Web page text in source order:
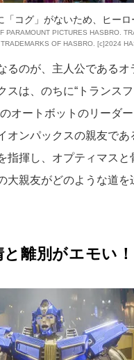
コグ」がないため、ヒー
PARAMOUNT PICTURES HASBRO.
OF HASBRO. [c]2024
るのが、主人公である
スは、のちに“トランス
オートボットのリーダ
オンパックスの親友であ
指揮し、オプティマス
大親友がどのような道を
離別がエモい！